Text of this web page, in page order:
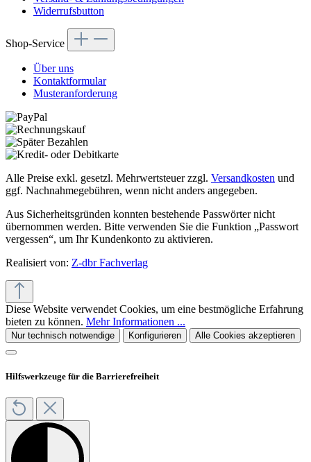
Widerrufsbutton
Shop-Service
Über uns
Kontaktformular
Musteranforderung
Alle Preise exkl. gesetzl. Mehrwertsteuer zzgl. Versandkosten und
ggf. Nachnahmegebühren, wenn nicht anders angegeben.
Aus Sicherheitsgründen konnten bestehende Passwörter nicht
übernommen werden. Bitte verwenden Sie die Funktion „Passwort
vergessen“, um Ihr Kundenkonto zu aktivieren.
Realisiert von: Z-dbr Fachverlag
Diese Website verwendet Cookies, um eine bestmögliche Erfahrung
bieten zu können. Mehr Informationen ...
Nur technisch notwendige Konfigurieren Alle Cookies akzeptieren
Hilfswerkzeuge für die Barrierefreiheit